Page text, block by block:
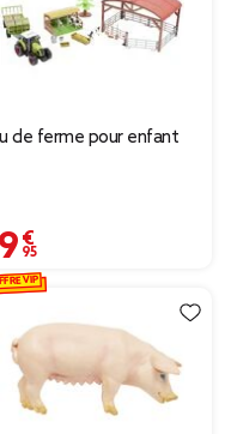
€
de ferme pour enfant
€
VIP